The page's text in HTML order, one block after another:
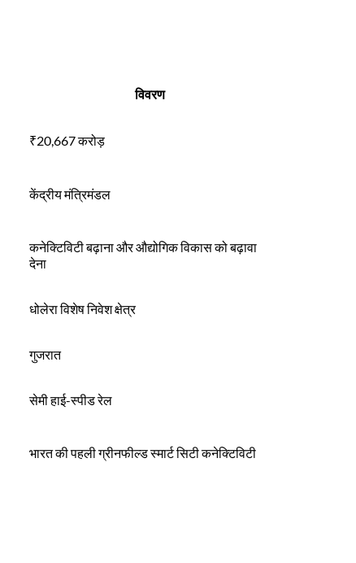
विवरण
₹20,667 करोड़
केंद्रीय मंत्रिमंडल
कनेक्टिविटी बढ़ाना और औद्योगिक विकास को बढ़ावा
देना
धोलेरा विशेष निवेश क्षेत्र
गुजरात
सेमी हाई-स्पीड रेल
भारत की पहली ग्रीनफील्ड स्मार्ट सिटी कनेक्टिविटी